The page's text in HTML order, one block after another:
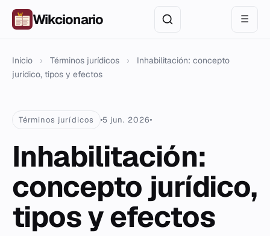
Wikcionario ☰
Inicio › Términos jurídicos ›
Inhabilitación: concepto
jurídico, tipos y efectos
Términos jurídicos 5 jun. 2026
Inhabilitación:
concepto jurídico,
tipos y efectos